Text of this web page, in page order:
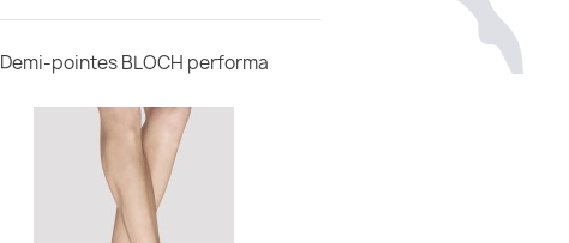
Demi-pointes BLOCH performa